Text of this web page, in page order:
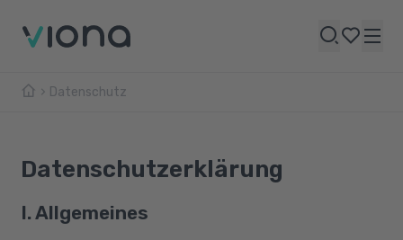
Datenschutz
Datenschutzerklärung
I. Allgemeines